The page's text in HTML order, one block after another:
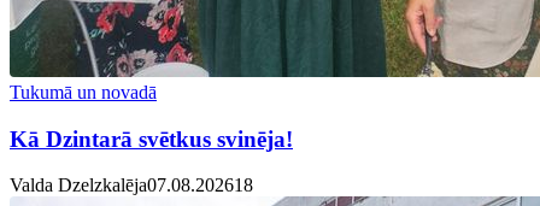
Tukumā un novadā
Kā Dzintarā svētkus svinēja!
Valda Dzelzkalēja07.08.202618